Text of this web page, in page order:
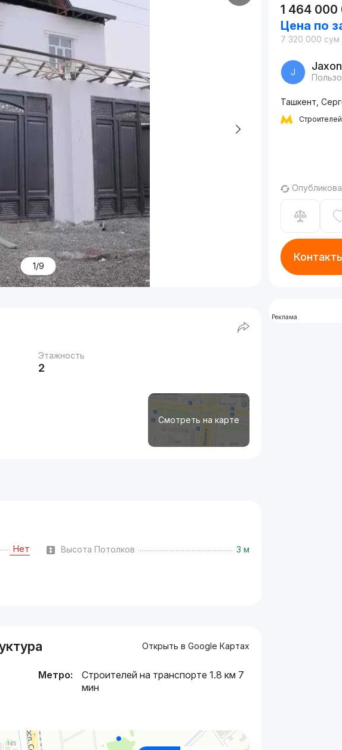
1/9
Этажность
2
Смотреть на карте
Нет Высота Потолков 3 м
Открыть в Google Картах
Метро:
Строителей на транспорте 1.8 км 7
мин
1 464 000
Цена по
7 320 000 сум
J
Ташкент,
Строителей
Реклама